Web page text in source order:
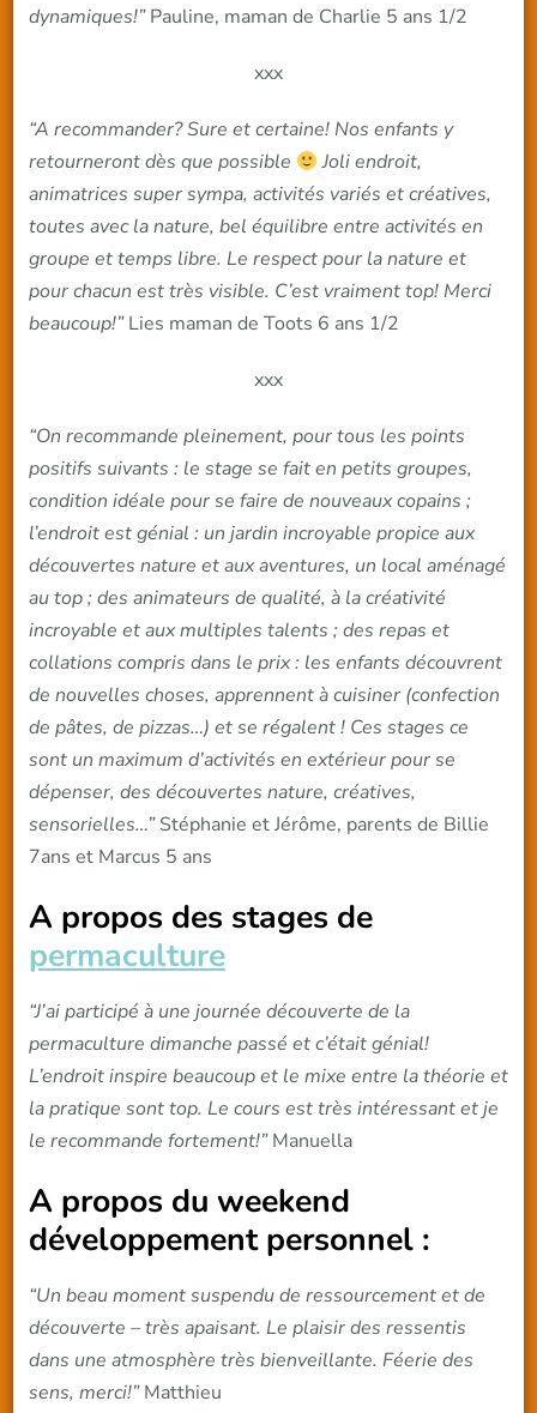
dynamiques!”Pauline, maman de Charlie 5 ans 1/2
xxx
“A recommander? Sure et certaine! Nos enfants y
retourneront dès que possible
Joli endroit,
animatrices super sympa, activités variés et créatives,
toutes avec la nature, bel équilibre entre activités en
groupe et temps libre. Le respect pour la nature et
pour chacun est très visible. C’est vraiment top! Merci
beaucoup!”Lies maman de Toots 6 ans 1/2
xxx
“On recommande pleinement, pour tous les points
positifs suivants : le stage se fait en petits groupes,
condition idéale pour se faire de nouveaux copains ;
l’endroit est génial : un jardin incroyable propice aux
découvertes nature et aux aventures, un local aménagé
au top ; des animateurs de qualité, à la créativité
incroyable et aux multiples talents ; des repas et
collations compris dans le prix : les enfants découvrent
de nouvelles choses, apprennent à cuisiner (confection
de pâtes, de pizzas…) et se régalent ! Ces stages ce
sont un maximum d’activités en extérieur pour se
dépenser, des découvertes nature, créatives,
sensorielles…”Stéphanie et Jérôme, parents de Billie
7ans et Marcus 5 ans
A propos des stages de
permaculture
“J’ai participé à une journée découverte de la
permaculture dimanche passé et c’était génial!
L’endroit inspire beaucoup et le mixe entre la théorie et
la pratique sont top. Le cours est très intéressant et je
le recommande fortement!”Manuella
A propos du weekend
développement personnel :
“Un beau moment suspendu de ressourcement et de
découverte – très apaisant. Le plaisir des ressentis
dans une atmosphère très bienveillante. Féerie des
sens, merci!”Matthieu